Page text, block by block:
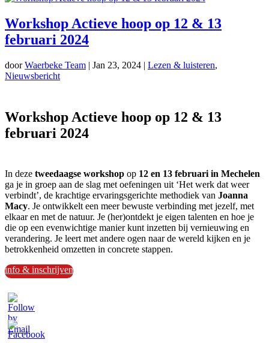
Workshop Actieve hoop op 12 & 13
februari 2024
doorWaerbeke Team | Jan 23, 2024 | Lezen & luisteren,
Nieuwsbericht
Workshop Actieve hoop op 12 & 13
februari 2024
In deze tweedaagse workshop op 12 en 13 februari in Mechelen
ga je in groep aan de slag met oefeningen uit ‘Het werk dat weer
verbindt’, de krachtige ervaringsgerichte methodiek van Joanna
Macy. Je ontwikkelt een meer bewuste verbinding met jezelf, met
elkaar en met de natuur. Je (her)ontdekt je eigen talenten en hoe je
die op een evenwichtige manier kunt inzetten bij vernieuwing en
verandering. Je leert met andere ogen naar de wereld kijken en je
betrokkenheid omzetten in concrete stappen.
info & inschrijven